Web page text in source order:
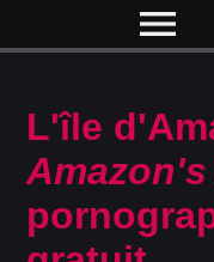
menu
L'île